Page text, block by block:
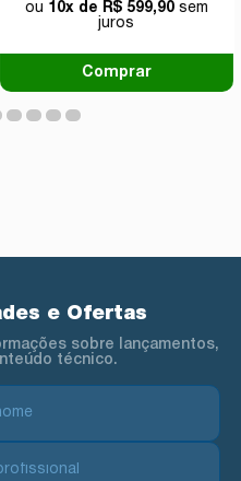
ou 10x de R$ 599,90sem
juros
Comprar
e Ofertas
sobre lançamentos,
técnico.